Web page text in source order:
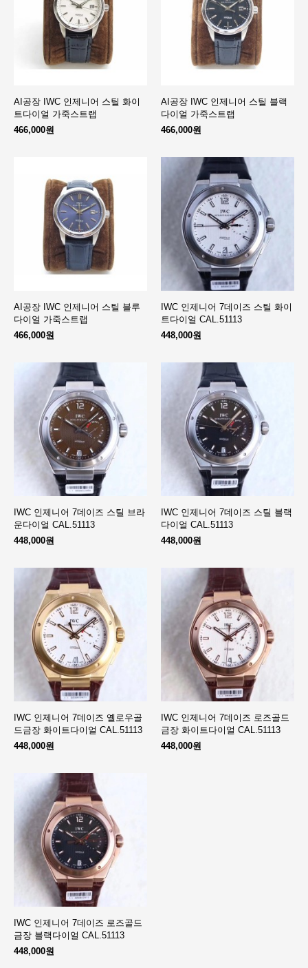
AI공장 IWC 인제니어 스틸 화이
트다이얼 가죽스트랩
466,000원
AI공장 IWC 인제니어 스틸 블랙
다이얼 가죽스트랩
466,000원
AI공장 IWC 인제니어 스틸 블루
다이얼 가죽스트랩
466,000원
IWC 인제니어 7데이즈 스틸 화이
트다이얼 CAL.51113
448,000원
IWC 인제니어 7데이즈 스틸 브라
운다이얼 CAL.51113
448,000원
IWC 인제니어 7데이즈 스틸 블랙
다이얼 CAL.51113
448,000원
IWC 인제니어 7데이즈 옐로우골
드금장 화이트다이얼 CAL.51113
448,000원
IWC 인제니어 7데이즈 로즈골드
금장 화이트다이얼 CAL.51113
448,000원
IWC 인제니어 7데이즈 로즈골드
금장 블랙다이얼 CAL.51113
448,000원